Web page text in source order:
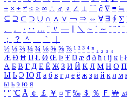
± × ÷ ≠ ≤ ≥ ∞ ∴ ♂ ♀ ∠ ⊥ ⌒ ∂ ∇ ≡ ≒
⊆ ⊇ ⊂ ⊃ ∪ ∩ ∧ ∨ ￢ ⇒ ⇔ ∀ ∃ ∮ ∑
、
。 · ‥ … ¨ 〃 ― ＼ ∼ ´ ～ ˇ ˘ ˝ ˚
；
？ ＾ ｀
½ ⅓ ⅔ ¼ ¾ ⅛ ⅜ ⅝ ⅞ ¹ ² ³ ⁴ ⁿ ₁ ₂ ₃ ₄
Æ Ð Ħ Ĳ Ł Ø Œ Þ Ŧ Ŋ æ đ ð ħ ı ĳ ĸ ŀ ł
А Б В Г Д Е Ё Ж З И Й К Л М Н О П
Ы Ь Э Ю Я а б в г д е ё ж з и й к л м
ы ь э ю я
′ ″ ℃ Å ￠ ￡ ￥ ¤ ℉ ‰ ＄ ％ Ｆ ￦